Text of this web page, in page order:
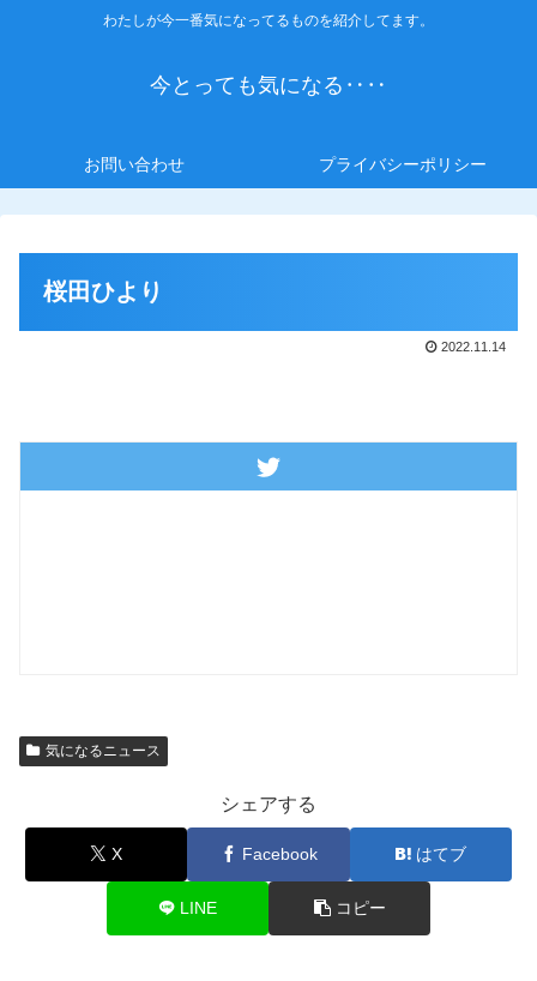
わたしが今一番気になってるものを紹介してます。
今とっても気になる‥‥
お問い合わせ プライバシーポリシー
桜田ひより
2022.11.14
気になるニュース
シェアする
X Facebook はてブ
LINE コピー